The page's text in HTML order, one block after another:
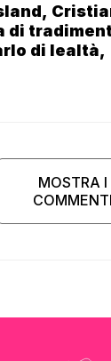
di
di lealtà,
MOSTRA I
COMMENTI